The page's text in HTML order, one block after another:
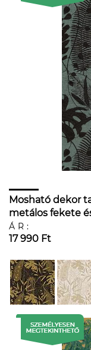
Mosható dekor
metálos fekete
ÁR:
17 990 Ft